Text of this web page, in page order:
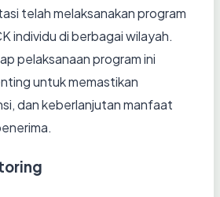
telah melaksanakan program
individu di berbagai wilayah.
pelaksanaan program ini
untuk memastikan
dan keberlanjutan manfaat